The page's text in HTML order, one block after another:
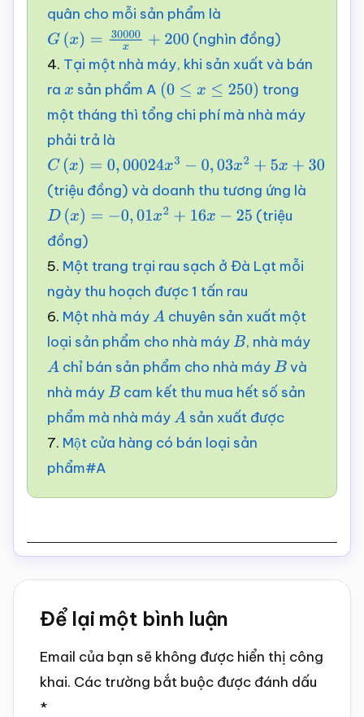
quân cho mỗi sản phẩm là
G(x)= 30000x +200 (nghìn đồng)
4. Tại một nhà máy, khi sản xuất và bán
ra x sản phẩm A (0 ≤x ≤250 )
trong
một tháng thì tổng chi phí mà nhà máy
phải trả là
C( x)= 0, 00024x3−0 ,03x 2+5x +30
(triệu đồng) và doanh thu tương ứng là
D( x)= −0 ,01x2+16x −25
(triệu
đồng)
5. Một trang trại rau sạch ở Đà Lạt mỗi
ngày thu hoạch được 1 tấn rau
6. Một nhà máyA chuyên sản xuất một
loại sản phẩm cho nhà máyB , nhà máy
A chỉ bán sản phẩm cho nhà máyB và
nhà máyB cam kết thu mua hết số sản
phẩm mà nhà máyA sản xuất được
7. Một cửa hàng có bán loại sản
phẩm#A
Reader
Interactions
Để lại một bình luận
Email của bạn sẽ không được hiển thị công
khai. Các trường bắt buộc được đánh dấu
*